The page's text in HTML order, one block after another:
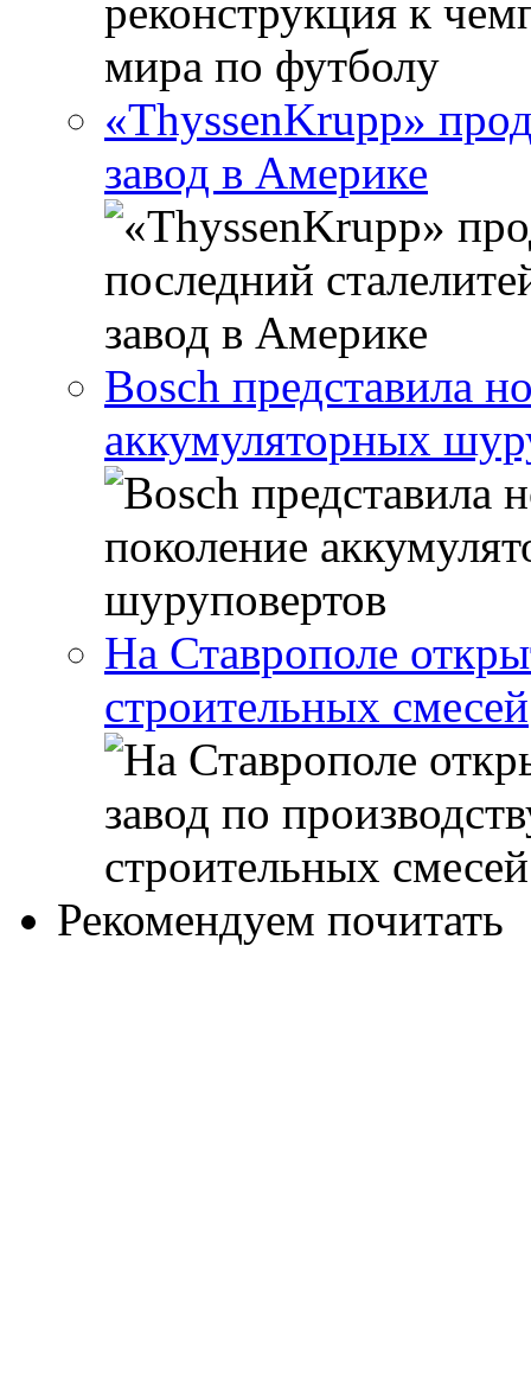
«ThyssenKrupp»
завод в Америке
Bosch представила
аккумуляторных
На Ставрополе
строительных смесей
Рекомендуем почитать